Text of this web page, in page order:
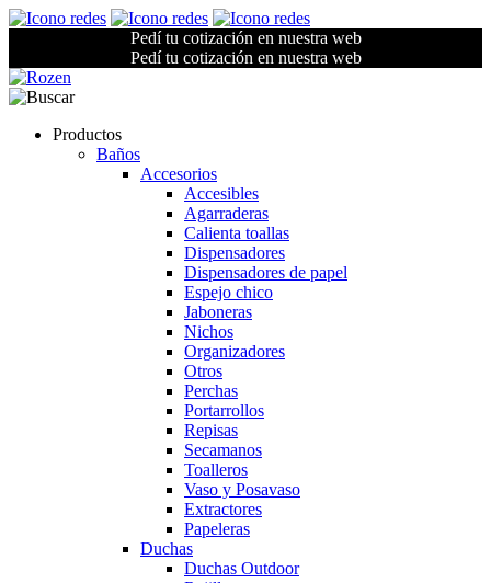
Pedí tu cotización en nuestra web
Pedí tu cotización en nuestra web
Productos
Baños
Accesorios
Accesibles
Agarraderas
Calienta toallas
Dispensadores
Dispensadores de papel
Espejo chico
Jaboneras
Nichos
Organizadores
Otros
Perchas
Portarrollos
Repisas
Secamanos
Toalleros
Vaso y Posavaso
Extractores
Papeleras
Duchas
Duchas Outdoor